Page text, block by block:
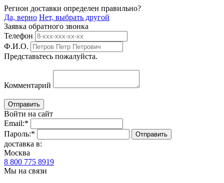
Регион доставки определен правильно?
Да, верно Нет, выбрать другой
Заявка обратного звонка
Телефон
Ф.И.О.
Представьтесь пожалуйста.
Комментарий
Войти на сайт
Email:*
Пароль:*
доставка в:
Москва
8 800 775 8919
Мы на связи